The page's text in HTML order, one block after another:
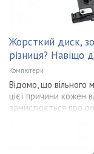
Жорсткий диск,
різниця? Навіщо
Компютери
Відомо, що вільного
цієї причини кожен
замислюється про